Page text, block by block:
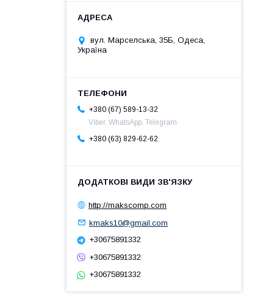
вул. Марселська, 35Б, Одеса,
Україна
+380 (67) 589-13-32
Viber, WhatsApp, Telegram
+380 (63) 829-62-62
http://makscomp.com
kmaks10@gmail.com
+30675891332
+30675891332
+30675891332